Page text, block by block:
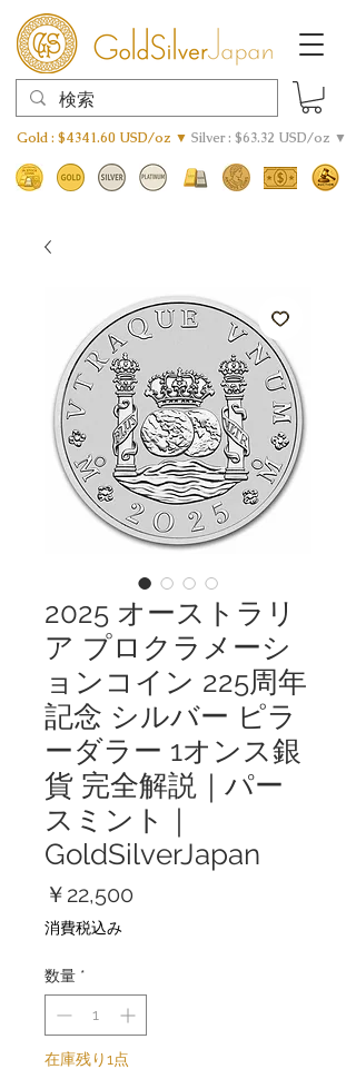
Gold : $4341.60 USD/oz ▼ Silver : $63.32 USD/oz ▼
2025 オーストラリ
ア プロクラメーシ
ョンコイン 225周年
記念 シルバー ピラ
ーダラー 1オンス銀
貨 完全解説｜パー
スミント｜
GoldSilverJapan
￥22,500
消費税込み
数量 *
在庫残り1点